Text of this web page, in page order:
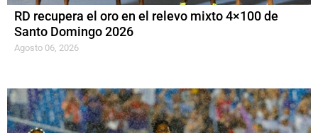
RD recupera el oro en el relevo mixto 4×100 de
Santo Domingo 2026
Agosto 06, 2026